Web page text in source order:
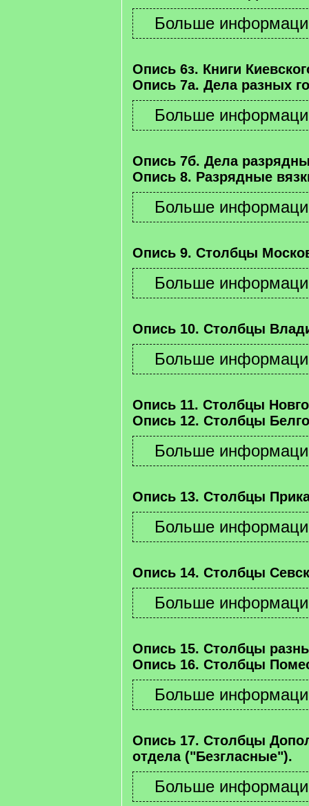
Опись 6з. Книги
Опись 7а. Дела разных
Опись 7б. Дела
Опись 8. Разрядные
Опись 9. Столбцы
Опись 10. Столбцы
Опись 11. Столбцы
Опись 12. Столбцы
Опись 13. Столбцы
Опись 14. Столбцы
Опись 15. Столбцы
Опись 16. Столбцы
Опись 17. Столбцы
отдела ("Безгласные").